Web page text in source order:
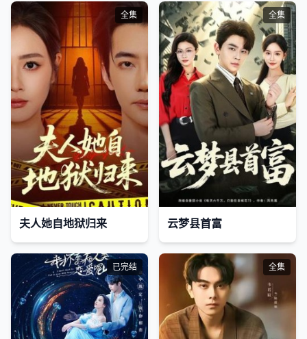
全集
夫人她自地狱归来
全集
云梦县首富
已完结 全集